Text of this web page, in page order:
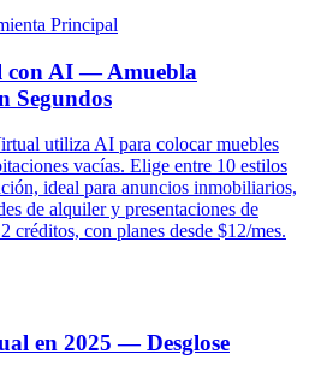
Principal
con AI — Amuebla
Segundos
utiliza AI para colocar muebles
vacías. Elige entre 10 estilos
ideal para anuncios inmobiliarios,
de alquiler y presentaciones de
créditos, con planes desde $12/mes.
en 2025 — Desglose